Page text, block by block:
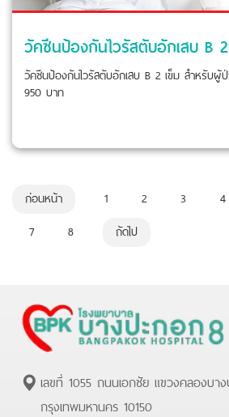
วัคซีนป้องกันไวรัสตับอักเสบ B 2 เข็ม สำหรับผู้
950 บาท
ก่อนหน้า 1 2 3 4
7
8 ถัดไป
เลขที่ 1055 ถนนเอกชัย แขวงคลองบา
กรุงเทพมหานคร 10150